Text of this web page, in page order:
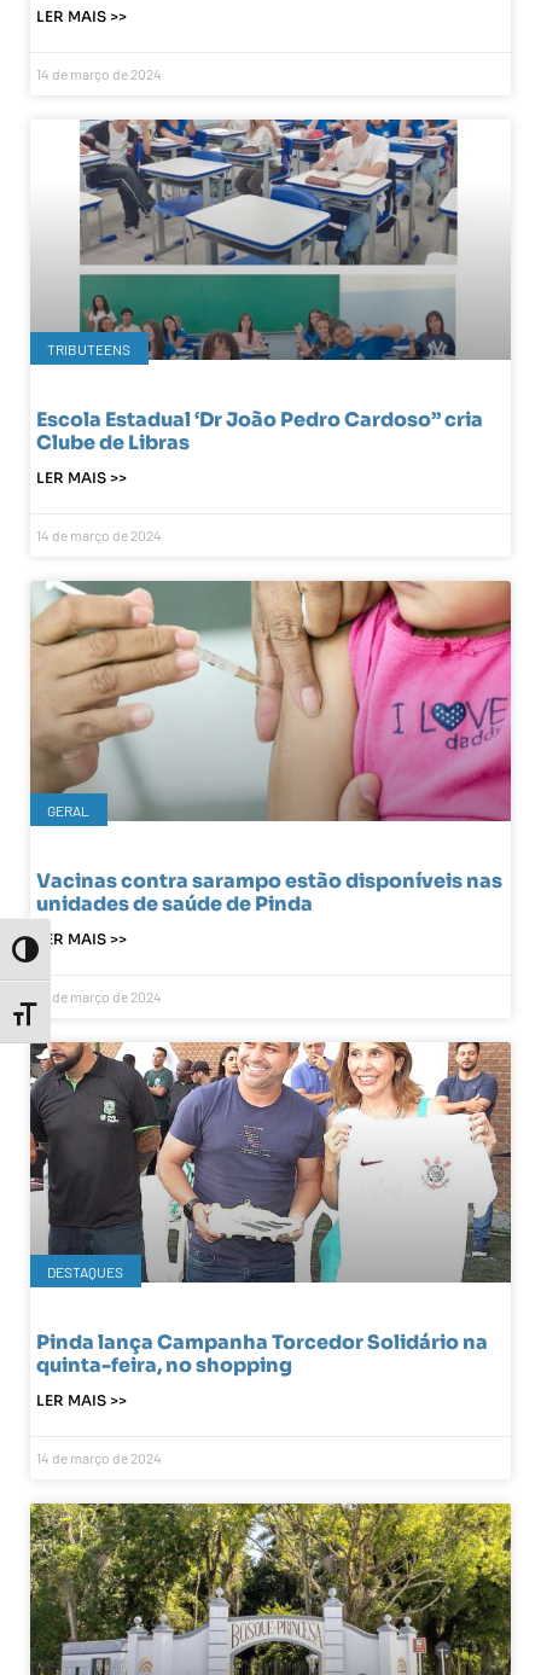
Toggle High Contrast
Toggle Font size
LER MAIS >>
14 de março de 2024
TRIBUTEENS
Escola Estadual ‘Dr João Pedro Cardoso” cria
Clube de Libras
LER MAIS >>
14 de março de 2024
GERAL
Vacinas contra sarampo estão disponíveis nas
unidades de saúde de Pinda
LER MAIS >>
14 de março de 2024
DESTAQUES
Pinda lança Campanha Torcedor Solidário na
quinta-feira, no shopping
LER MAIS >>
14 de março de 2024